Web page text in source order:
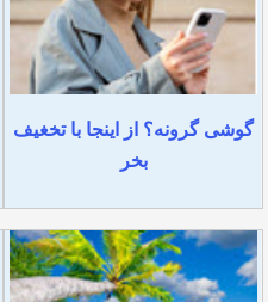
گوشی گرونه؟ از اینجا با تخغیف
بخر